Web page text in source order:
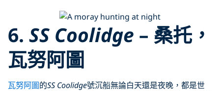
6. SS Coolidge – 桑托，
瓦努阿圖
瓦努阿圖的SS Coolidge號沉船無論白天還是夜晚，都是世